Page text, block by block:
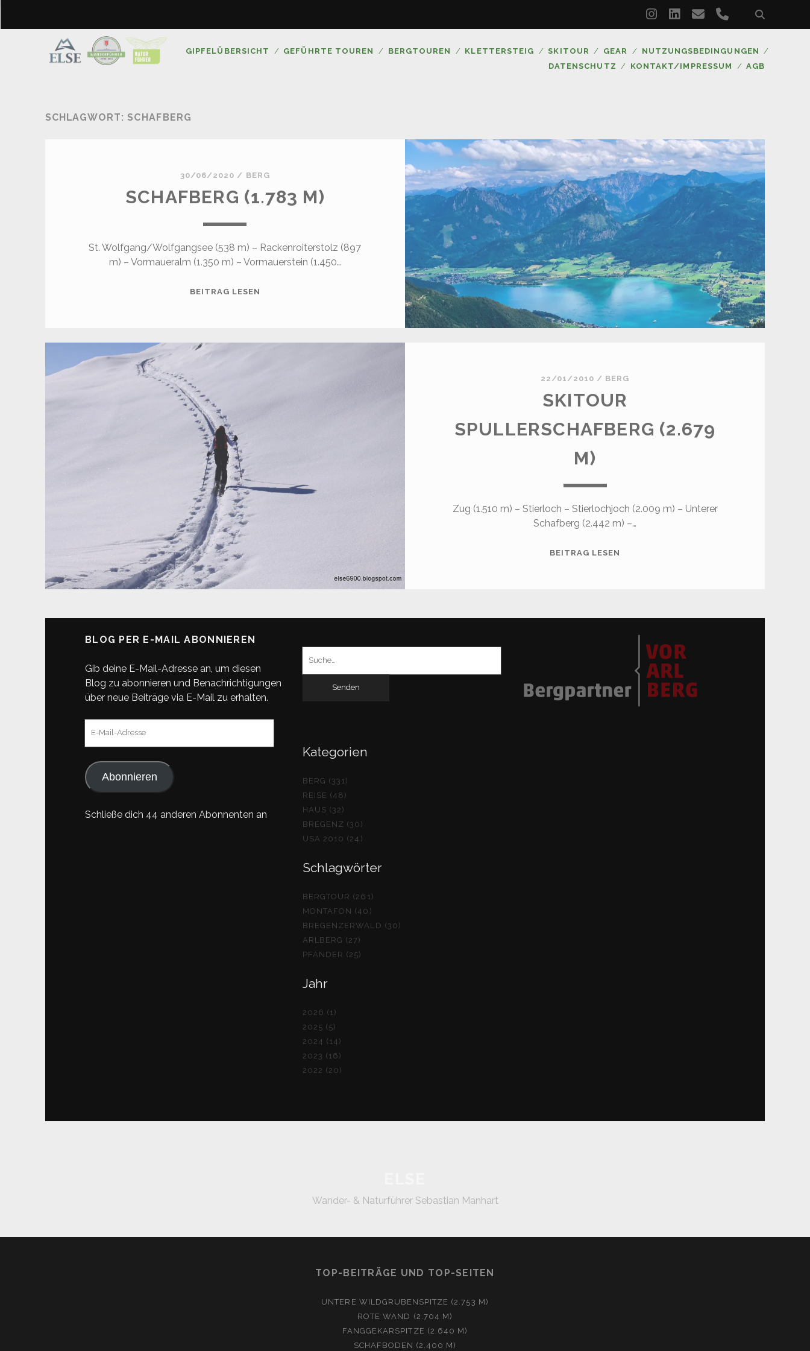
instagram
linkedin
emailphone
GIPFELÜBERSICHT GEFÜHRTE TOUREN BERGTOUREN KLETTERSTEIG SKITOUR GEAR
NUTZUNGSBEDINGUNGEN
DATENSCHUTZ
KONTAKT/IMPRESSUM AGB
SCHLAGWORT:SCHAFBERG
30/06/2020 / BERG
SCHAFBERG (1.783 M)
St. Wolfgang/Wolfgangsee (538 m) – Rackenroiterstolz (897
m) – Vormaueralm (1.350 m) – Vormauerstein (1.450…
BEITRAG LESEN
22/01/2010 / BERG
SKITOUR
SPULLERSCHAFBERG (2.679
M)
Zug (1.510 m) – Stierloch – Stierlochjoch (2.009 m) – Unterer
Schafberg (2.442 m) –…
BEITRAG LESEN
BLOG PER E-MAIL ABONNIEREN
Gib deine E-Mail-Adresse an, um diesen
Blog zu abonnieren und Benachrichtigungen
über neue Beiträge via E-Mail zu erhalten.
Abonnieren
Schließe dich 44 anderen Abonnenten an
Kategorien
BERG (331)
REISE (48)
HAUS (32)
BREGENZ (30)
USA 2010 (24)
Schlagwörter
BERGTOUR (261)
MONTAFON (40)
BREGENZERWALD (30)
ARLBERG (27)
PFÄNDER (25)
Jahr
2026 (1)
2025 (5)
2024 (14)
2023 (16)
2022 (20)
Wander- & Naturführer Sebastian Manhart
TOP-BEITRÄGE UND TOP-SEITEN
UNTERE WILDGRUBENSPITZE (2.753 M)
ROTE WAND (2.704 M)
FANGGEKARSPITZE (2.640 M)
SCHAFBODEN (2.400 M)